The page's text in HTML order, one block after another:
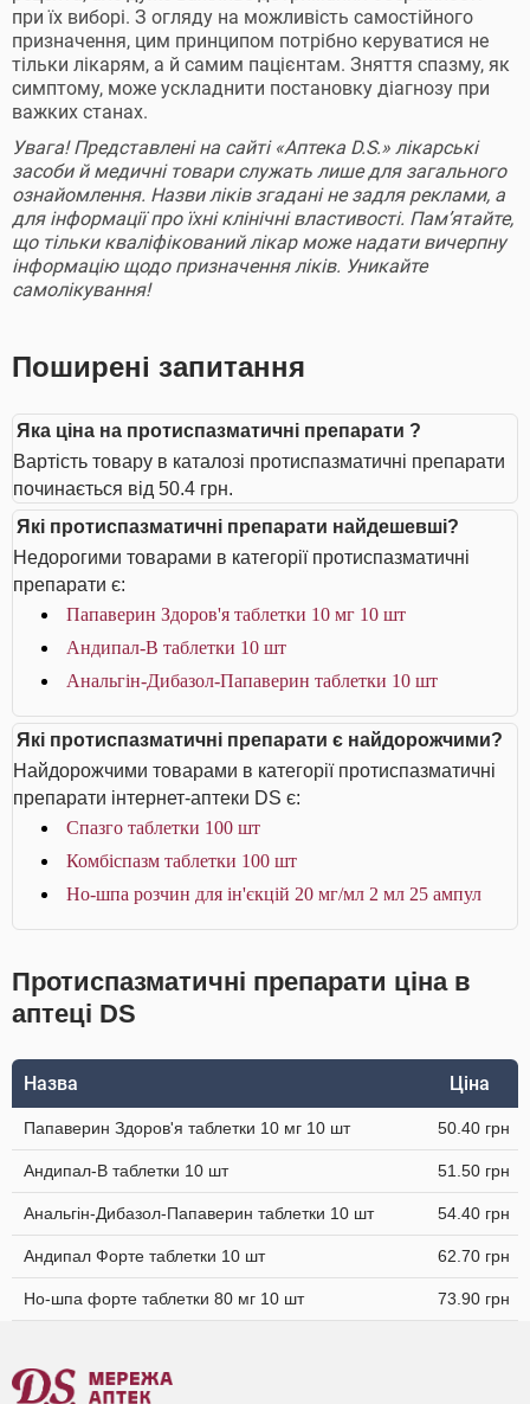
при їх виборі. З огляду на можливість самостійного
призначення, цим принципом потрібно керуватися не
тільки лікарям, а й самим пацієнтам. Зняття спазму, як
симптому, може ускладнити постановку діагнозу при
важких станах.
Увага! Представлені на сайті «Аптека D.S.» лікарські
засоби й медичні товари служать лише для загального
ознайомлення. Назви ліків згадані не задля реклами, а
для інформації про їхні клінічні властивості. Пам’ятайте,
що тільки кваліфікований лікар може надати вичерпну
інформацію щодо призначення ліків. Уникайте
самолікування!
Поширені запитання
Яка ціна на протиспазматичні препарати ?
Вартість товару в каталозі протиспазматичні препарати
починається від 50.4 грн.
Які протиспазматичні препарати найдешевші?
Недорогими товарами в категорії протиспазматичні
препарати є:
Папаверин Здоров'я таблетки 10 мг 10 шт
Андипал-В таблетки 10 шт
Анальгін-Дибазол-Папаверин таблетки 10 шт
Які протиспазматичні препарати є найдорожчими?
Найдорожчими товарами в категорії протиспазматичні
препарати інтернет-аптеки DS є:
Спазго таблетки 100 шт
Комбіспазм таблетки 100 шт
Но-шпа розчин для ін'єкцій 20 мг/мл 2 мл 25 ампул
Протиспазматичні препарати ціна в
аптеці DS
Назва Ціна
Папаверин Здоров'я таблетки 10 мг 10 шт 50.40 грн
Андипал-В таблетки 10 шт 51.50 грн
Анальгін-Дибазол-Папаверин таблетки 10 шт 54.40 грн
Андипал Форте таблетки 10 шт 62.70 грн
Но-шпа форте таблетки 80 мг 10 шт 73.90 грн